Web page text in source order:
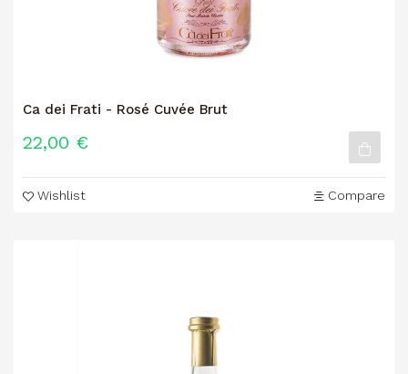
Ca dei Frati - Rosé Cuvée Brut
22,00 €
Wishlist Compare